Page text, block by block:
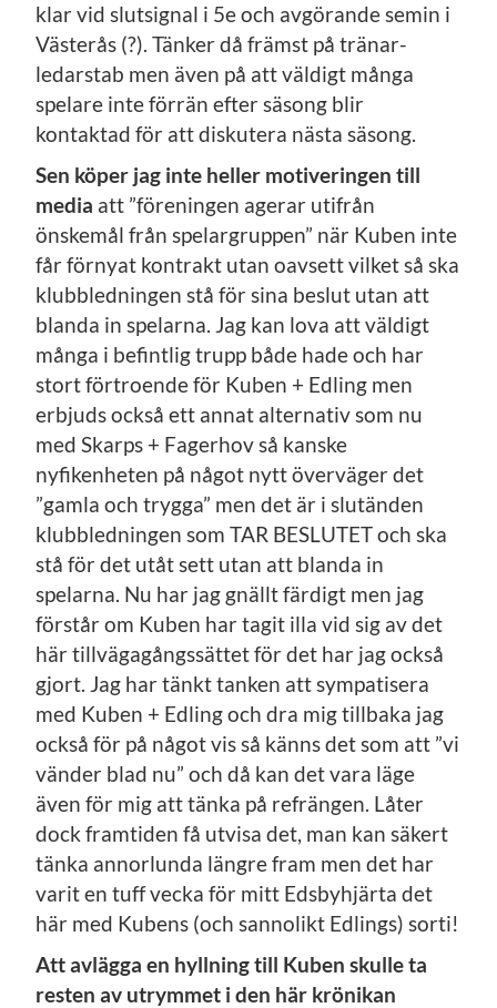
klar vid slutsignal i 5e och avgörande semin i
Västerås (?). Tänker då främst på tränar-
ledarstab men även på att väldigt många
spelare inte förrän efter säsong blir
kontaktad för att diskutera nästa säsong.
Sen köper jag inte heller motiveringen till
media att ”föreningen agerar utifrån
önskemål från spelargruppen” när Kuben inte
får förnyat kontrakt utan oavsett vilket så ska
klubbledningen stå för sina beslut utan att
blanda in spelarna. Jag kan lova att väldigt
många i befintlig trupp både hade och har
stort förtroende för Kuben + Edling men
erbjuds också ett annat alternativ som nu
med Skarps + Fagerhov så kanske
nyfikenheten på något nytt överväger det
”gamla och trygga” men det är i slutänden
klubbledningen som TAR BESLUTET och ska
stå för det utåt sett utan att blanda in
spelarna. Nu har jag gnällt färdigt men jag
förstår om Kuben har tagit illa vid sig av det
här tillvägagångssättet för det har jag också
gjort. Jag har tänkt tanken att sympatisera
med Kuben + Edling och dra mig tillbaka jag
också för på något vis så känns det som att ”vi
vänder blad nu” och då kan det vara läge
även för mig att tänka på refrängen. Låter
dock framtiden få utvisa det, man kan säkert
tänka annorlunda längre fram men det har
varit en tuff vecka för mitt Edsbyhjärta det
här med Kubens (och sannolikt Edlings) sorti!
Att avlägga en hyllning till Kuben skulle ta
resten av utrymmet i den här krönikan